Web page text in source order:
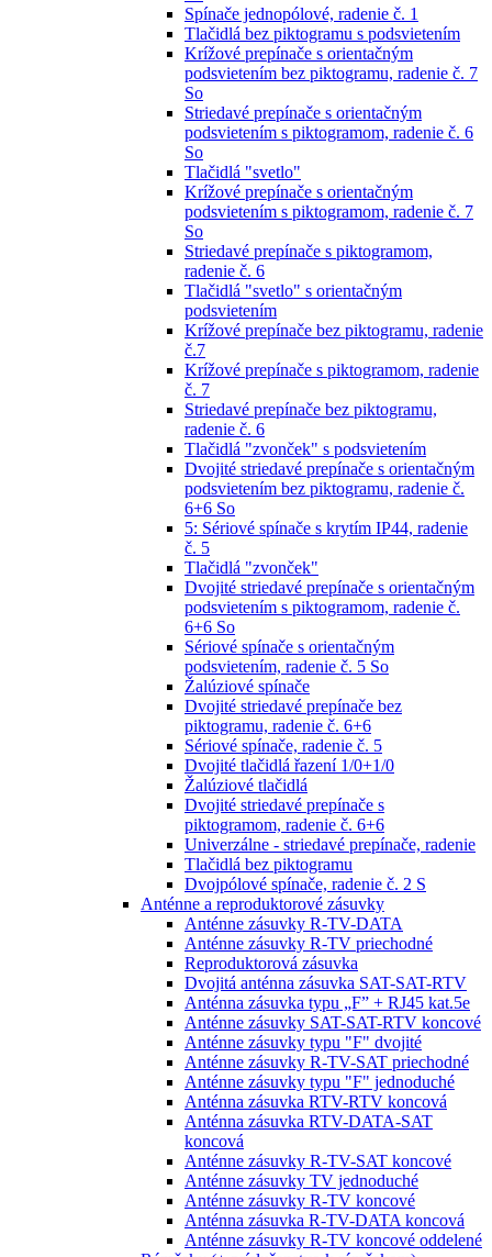
Spínače jednopólové, radenie č. 1
Tlačidlá bez piktogramu s podsvietením
Krížové prepínače s orientačným
podsvietením bez piktogramu, radenie č. 7
So
Striedavé prepínače s orientačným
podsvietením s piktogramom, radenie č. 6
So
Tlačidlá "svetlo"
Krížové prepínače s orientačným
podsvietením s piktogramom, radenie č. 7
So
Striedavé prepínače s piktogramom,
radenie č. 6
Tlačidlá "svetlo" s orientačným
podsvietením
Krížové prepínače bez piktogramu, radenie
č.7
Krížové prepínače s piktogramom, radenie
č. 7
Striedavé prepínače bez piktogramu,
radenie č. 6
Tlačidlá "zvonček" s podsvietením
Dvojité striedavé prepínače s orientačným
podsvietením bez piktogramu, radenie č.
6+6 So
5: Sériové spínače s krytím IP44, radenie
č. 5
Tlačidlá "zvonček"
Dvojité striedavé prepínače s orientačným
podsvietením s piktogramom, radenie č.
6+6 So
Sériové spínače s orientačným
podsvietením, radenie č. 5 So
Žalúziové spínače
Dvojité striedavé prepínače bez
piktogramu, radenie č. 6+6
Sériové spínače, radenie č. 5
Dvojité tlačidlá řazení 1/0+1/0
Žalúziové tlačidlá
Dvojité striedavé prepínače s
piktogramom, radenie č. 6+6
Univerzálne - striedavé prepínače, radenie
Tlačidlá bez piktogramu
Dvojpólové spínače, radenie č. 2 S
Anténne a reproduktorové zásuvky
Anténne zásuvky R-TV-DATA
Anténne zásuvky R-TV priechodné
Reproduktorová zásuvka
Dvojitá anténna zásuvka SAT-SAT-RTV
Anténna zásuvka typu „F” + RJ45 kat.5e
Anténne zásuvky SAT-SAT-RTV koncové
Anténne zásuvky typu "F" dvojité
Anténne zásuvky R-TV-SAT priechodné
Anténne zásuvky typu "F" jednoduché
Anténna zásuvka RTV-RTV koncová
Anténna zásuvka RTV-DATA-SAT
koncová
Anténne zásuvky R-TV-SAT koncové
Anténne zásuvky TV jednoduché
Anténne zásuvky R-TV koncové
Anténna zásuvka R-TV-DATA koncová
Anténne zásuvky R-TV koncové oddelené